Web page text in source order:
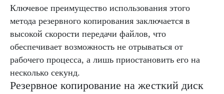
Ключевое преимущество использования этого
метода резервного копирования заключается в
высокой скорости передачи файлов, что
обеспечивает возможность не отрываться от
рабочего процесса, а лишь приостановить его на
несколько секунд.
Резервное копирование на жесткий диск